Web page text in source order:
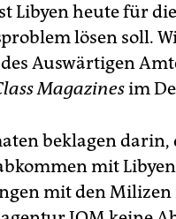
Libyen heute für
lösen soll.
Auswärtigen
Magazinesim
beklagen
mit
mit den Milizen